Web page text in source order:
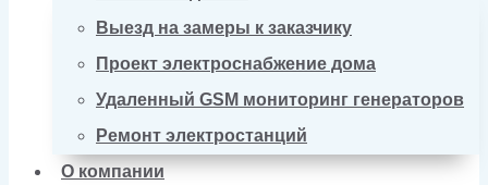
Выезд на замеры к заказчику
Проект электроснабжение дома
Удаленный GSM мониторинг генераторов
Ремонт электростанций
О компании